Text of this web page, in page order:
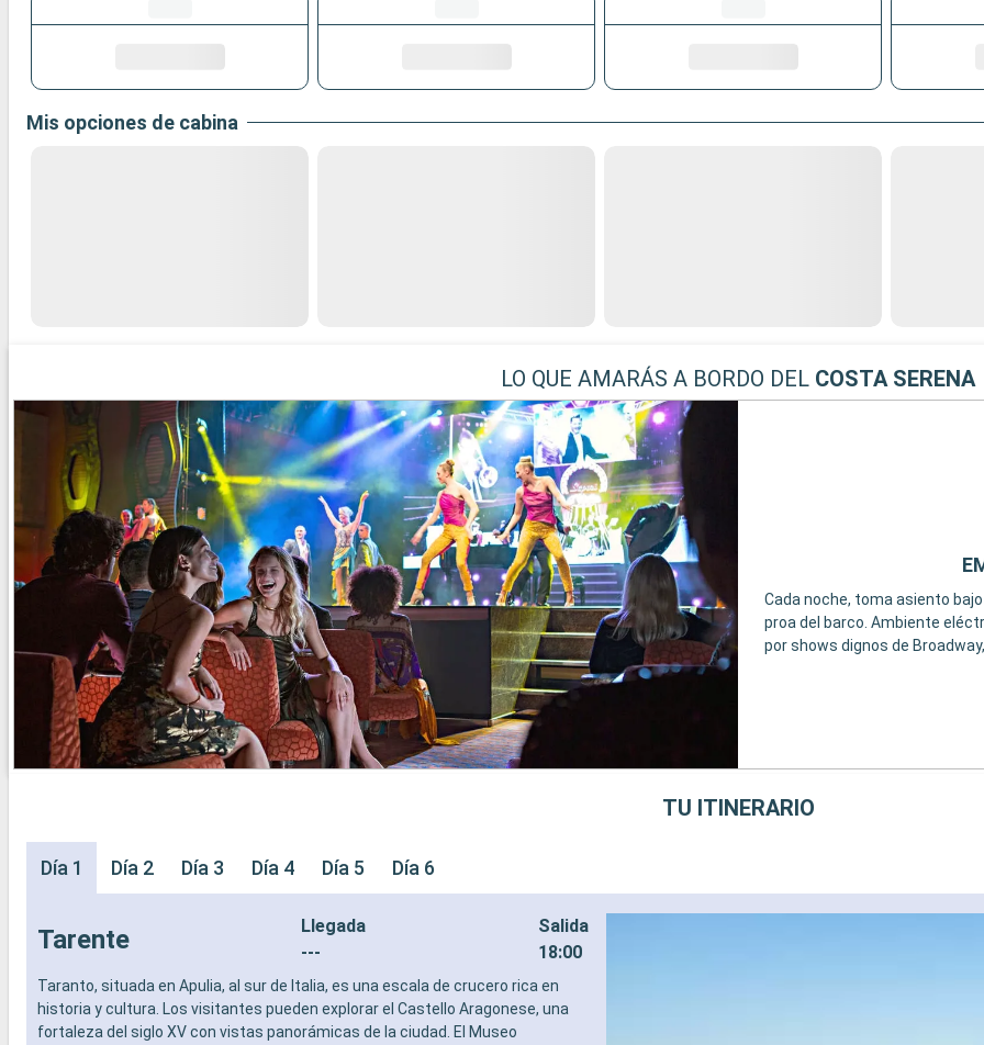
Mis opciones de cabina
LO QUE AMARÁS A BORDO DEL COSTA SERENA
Cada noche, toma asiento
proa del barco. Ambiente
por shows dignos de
TU ITINERARIO
Día 1 Día 2 Día 3 Día 4 Día 5 Día 6
Tarente
Llegada
---
Salida
18:00
Taranto, situada en Apulia, al sur de Italia, es una escala de crucero rica en
historia y cultura. Los visitantes pueden explorar el Castello Aragonese, una
fortaleza del siglo XV con vistas panorámicas de la ciudad. El Museo